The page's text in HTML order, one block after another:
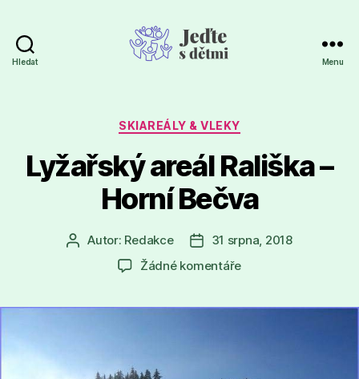
Hledat Menu
Rubriky
SKIAREÁLY & VLEKY
Lyžařský areál Rališka –
Horní Bečva
Autor
příspěvku
Autor: Redakce
Datum
příspěvku
31 srpna, 2018
Žádné komentářeu